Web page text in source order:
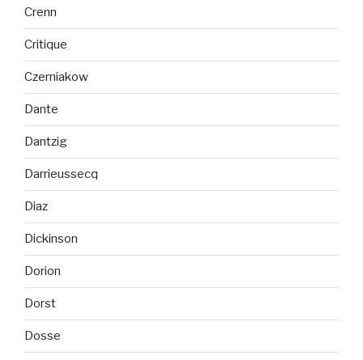
Crenn
Critique
Czerniakow
Dante
Dantzig
Darrieussecq
Diaz
Dickinson
Dorion
Dorst
Dosse